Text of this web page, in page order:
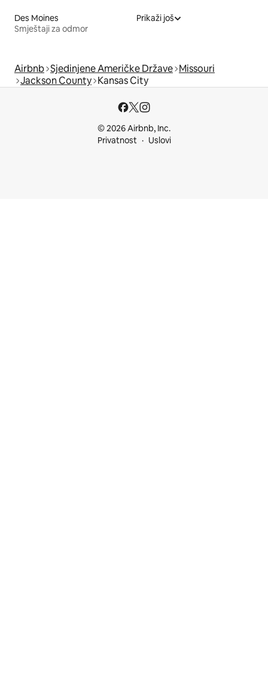
Des Moines
Smještaji za odmor
Prikaži još
Airbnb Sjedinjene Američke Države Missouri
Jackson County Kansas City
© 2026 Airbnb, Inc.
Privatnost
Uslovi